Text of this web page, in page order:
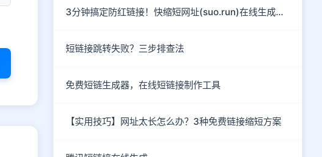
3分钟搞定防红链接！快缩短网址(suo.run)在线生成指南
短链接跳转失败？三步排查法
免费短链生成器，在线短链接制作工具
【实用技巧】网址太长怎么办？3种免费链接缩短方案